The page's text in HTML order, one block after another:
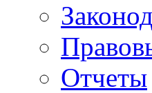
Отчеты